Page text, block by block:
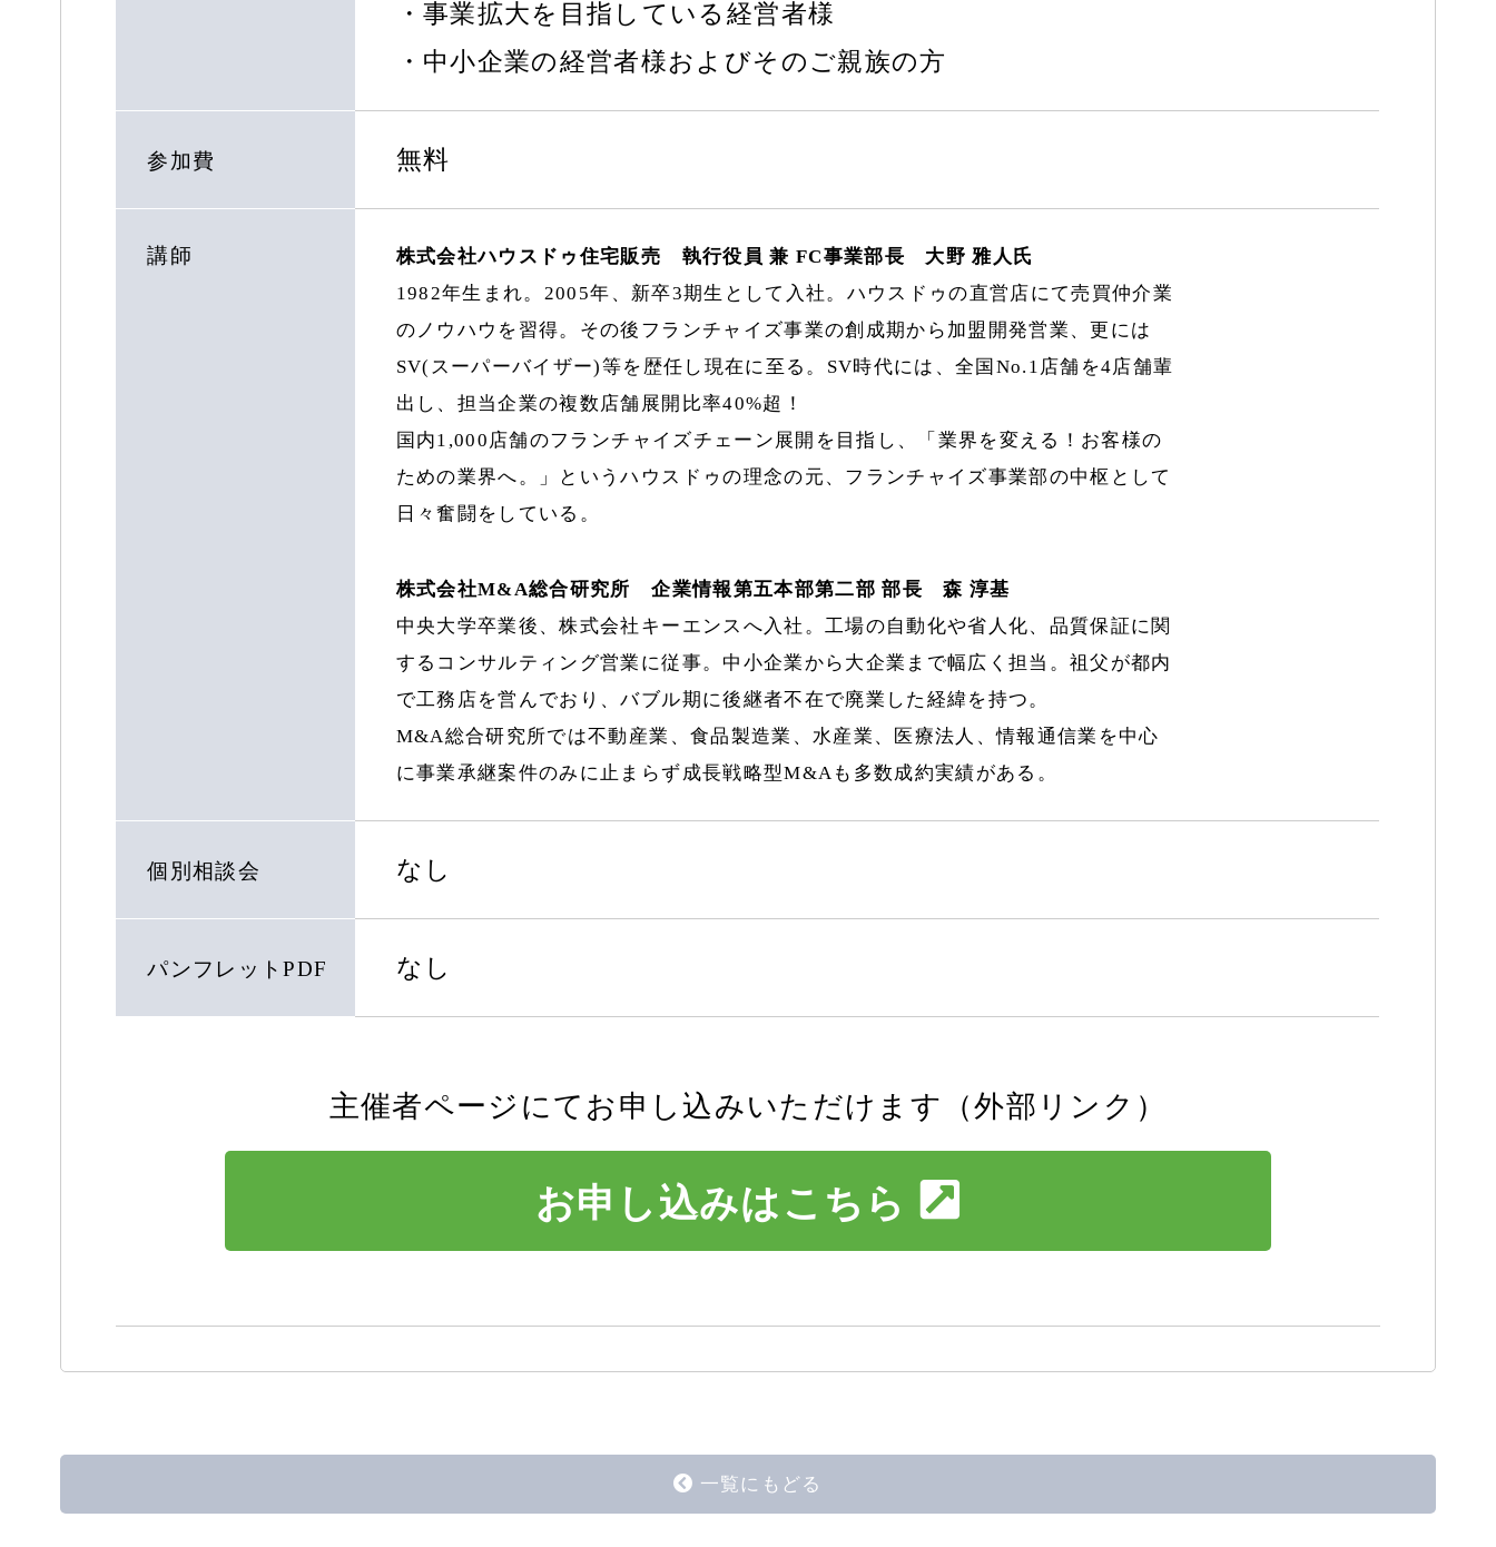
・事業拡大を目指している経営者様
・中小企業の経営者様およびそのご親族の方
参加費 無料
講師
株式会社ハウスドゥ住宅販売 執行役員 兼 FC事業部長 大野 雅人氏
1982年生まれ。2005年、新卒3期生として入社。ハウスドゥの直営店にて売買仲介業
のノウハウを習得。その後フランチャイズ事業の創成期から加盟開発営業、更には
SV(スーパーバイザー)等を歴任し現在に至る。SV時代には、全国No.1店舗を4店舗輩
出し、担当企業の複数店舗展開比率40%超！
国内1,000店舗のフランチャイズチェーン展開を目指し、「業界を変える！お客様の
ための業界へ。」というハウスドゥの理念の元、フランチャイズ事業部の中枢として
日々奮闘をしている。
株式会社M&A総合研究所 企業情報第五本部第二部 部長 森 淳基
中央大学卒業後、株式会社キーエンスへ入社。工場の自動化や省人化、品質保証に関
するコンサルティング営業に従事。中小企業から大企業まで幅広く担当。祖父が都内
で工務店を営んでおり、バブル期に後継者不在で廃業した経緯を持つ。
M&A総合研究所では不動産業、食品製造業、水産業、医療法人、情報通信業を中心
に事業承継案件のみに止まらず成長戦略型M&Aも多数成約実績がある。
個別相談会 なし
パンフレットPDF なし
主催者ページにてお申し込みいただけます（外部リンク）
お申し込みはこちら
一覧にもどる